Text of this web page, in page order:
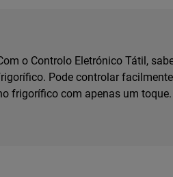
o Controlo Eletrónico Tátil,
Pode controlar
frigorífico com apenas um toque.